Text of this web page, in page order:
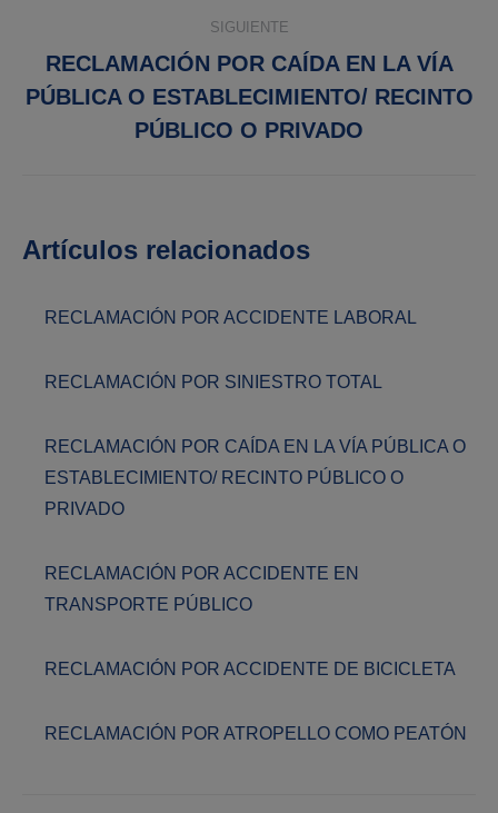
SIGUIENTE
Publicación
siguiente:
RECLAMACIÓN POR CAÍDA EN LA VÍA
PÚBLICA O ESTABLECIMIENTO/ RECINTO
PÚBLICO O PRIVADO
Artículos relacionados
RECLAMACIÓN POR ACCIDENTE LABORAL
RECLAMACIÓN POR SINIESTRO TOTAL
RECLAMACIÓN POR CAÍDA EN LA VÍA PÚBLICA O
ESTABLECIMIENTO/ RECINTO PÚBLICO O
PRIVADO
RECLAMACIÓN POR ACCIDENTE EN
TRANSPORTE PÚBLICO
RECLAMACIÓN POR ACCIDENTE DE BICICLETA
RECLAMACIÓN POR ATROPELLO COMO PEATÓN